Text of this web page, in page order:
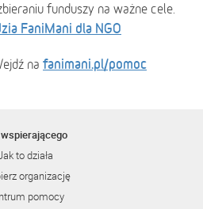
funduszy na ważne cele.
FaniMani dla NGO
na fanimani.pl/pomoc
to działa
organizację
pomocy